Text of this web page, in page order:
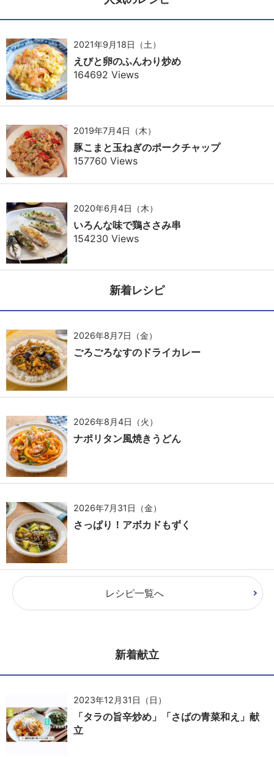
2021年9月18日（土）
えびと卵のふんわり炒め
164692 Views
2019年7月4日（木）
豚こまと玉ねぎのポークチャップ
157760 Views
2020年6月4日（木）
いろんな味で鶏ささみ串
154230 Views
新着レシピ
2026年8月7日（金）
ごろごろなすのドライカレー
2026年8月4日（火）
ナポリタン風焼きうどん
2026年7月31日（金）
さっぱり！アボカドもずく
レシピ一覧へ
新着献立
2023年12月31日（日）
「タラの旨辛炒め」「さばの青菜和え」献
立